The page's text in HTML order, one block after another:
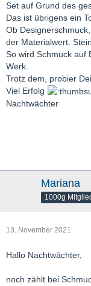
Set auf Grund des
Das ist übrigens ein
Ob
der Materialwert.
So wird Schmuck auf
Werk.
Trotz dem, probier
Viel Erfolg
Nachtwächter
Mariana
1000g
13. November 2021
Hallo Nachtwächter,
noch zählt bei